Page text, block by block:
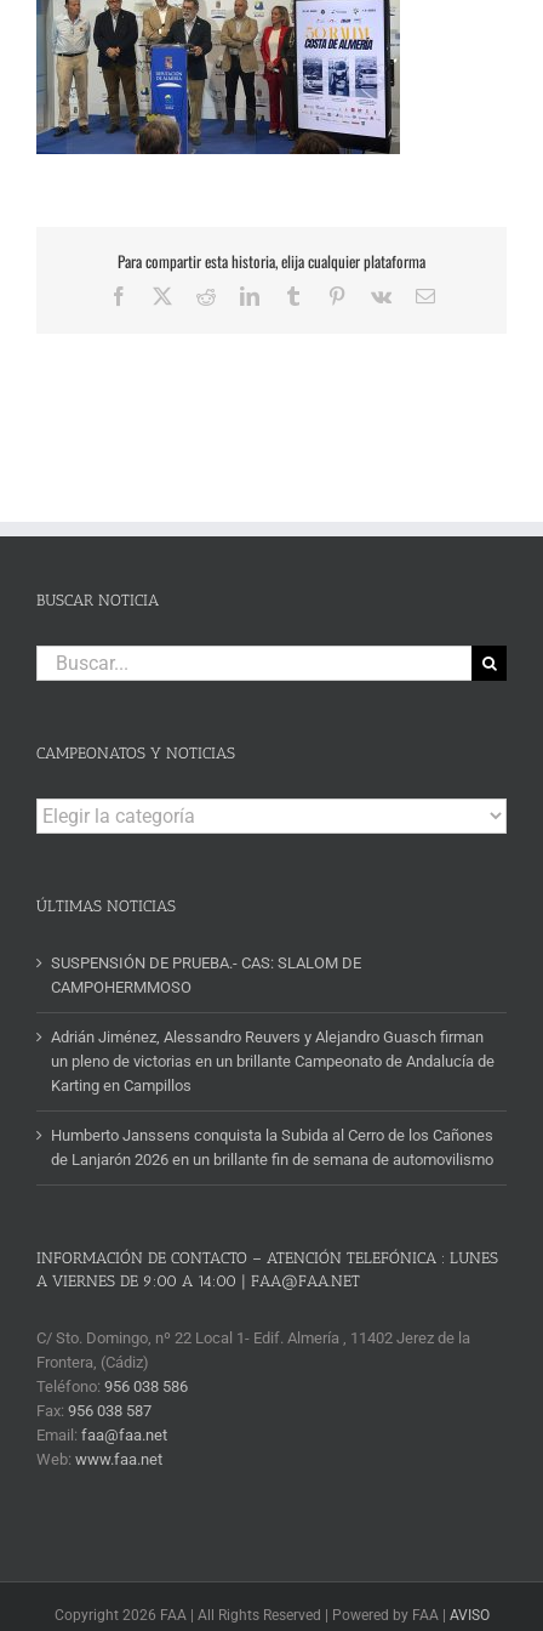
Para compartir esta historia, elija cualquier plataforma
Facebook RedditLinkedInTumblr Pinterest
Vk
Correo
BUSCAR NOTICIA
Buscar:
CAMPEONATOS Y NOTICIAS
Campeonatos
y
ÚLTIMAS NOTICIAS
SUSPENSIÓN DE PRUEBA.- CAS: SLALOM DE
CAMPOHERMMOSO
Adrián Jiménez, Alessandro Reuvers y Alejandro Guasch firman
un pleno de victorias en un brillante Campeonato de Andalucía de
Karting en Campillos
Humberto Janssens conquista la Subida al Cerro de los Cañones
de Lanjarón 2026 en un brillante fin de semana de automovilismo
INFORMACIÓN DE CONTACTO – ATENCIÓN TELEFÓNICA : LUNES
A VIERNES DE 9:00 A 14:00 | FAA@FAA.NET
C/ Sto. Domingo, nº 22 Local 1- Edif. Almería , 11402 Jerez de la
Frontera, (Cádiz)
Teléfono: 956 038 586
Fax: 956 038 587
Email: faa@faa.net
Web: www.faa.net
Copyright 2026 FAA | All Rights Reserved | Powered by FAA | AVISO